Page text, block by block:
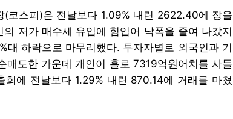
(코스피)은 전날보다 1.09% 내린 2622.40에 장을
저가 매수세 유입에 힘입어 낙폭을 줄여 나갔지
대 하락으로 마무리했다. 투자자별로 외국인과 기
도한 가운데 개인이 홀로 7319억원어치를 사들
에 전날보다 1.29% 내린 870.14에 거래를 마쳤